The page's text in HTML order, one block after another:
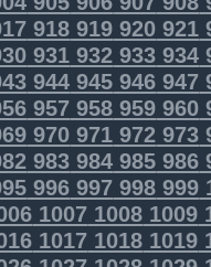
918 919 920 921
931 932 933 934
944 945 946 947
957 958 959 960
970 971 972 973
983 984 985 986
996 997 998 999
1007 1008 1009
1017 1018 1019